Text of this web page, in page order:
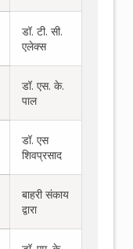
डॉ. टी. सी.
एलेक्स
डॉ. एस. के.
पाल
डॉ. एस
शिवप्रसाद
बाहरी संकाय
द्वारा